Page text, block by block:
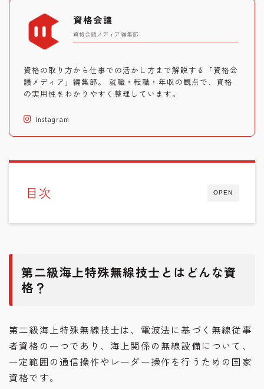
資格会議
資格会議メディア編集部
資格の取り方から仕事での活かし方まで解説する「資格会
議メディア」編集部。 就職・転職・年収の観点で、資格
の実用性をわかりやすく整理しています。
Instagram
OPEN
目次
第二級海上特殊無線技士とはどんな資
格？
第二級海上特殊無線技士は、電波法に基づく無線従事
者資格の一つであり、海上関係の無線設備について、
一定範囲の通信操作やレーダー操作を行うための国家
資格です。